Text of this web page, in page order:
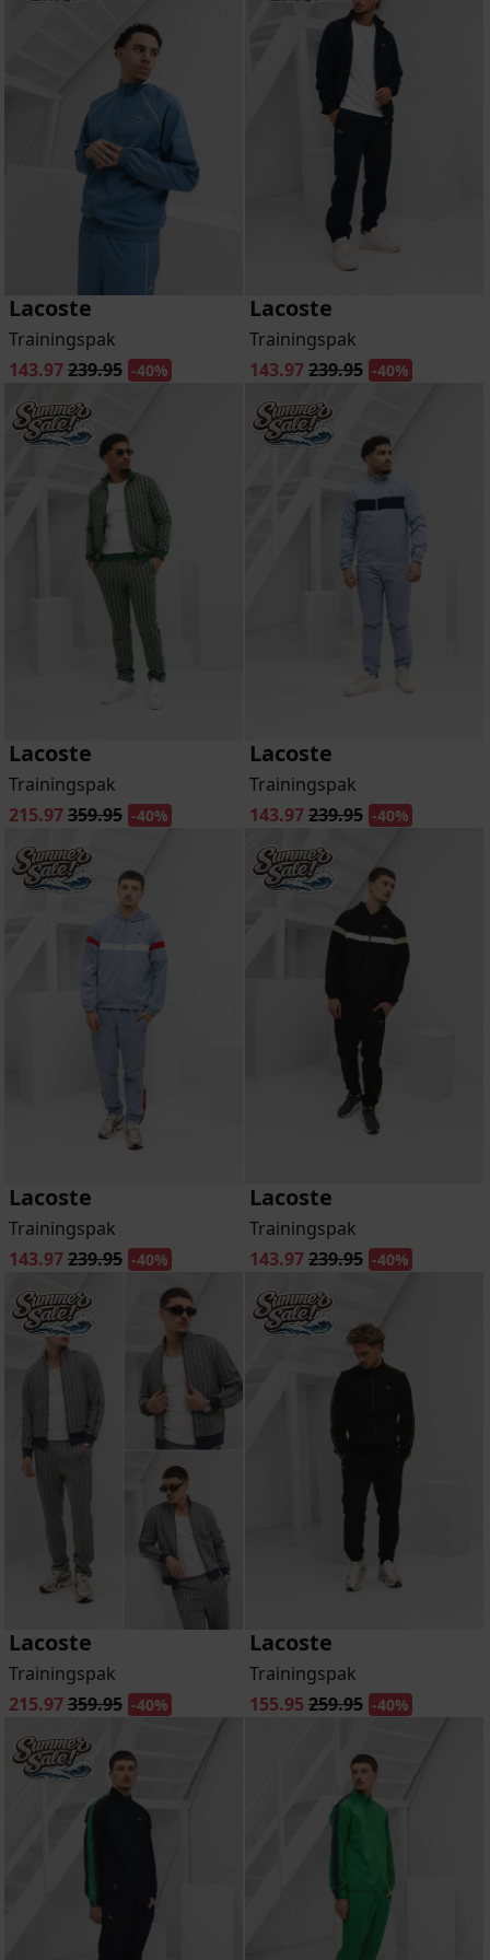
Lacoste
Trainingspak
143.97239.95 -40%
Lacoste
Trainingspak
143.97239.95 -40%
Lacoste
Trainingspak
215.97359.95 -40%
Lacoste
Trainingspak
143.97239.95 -40%
Lacoste
Trainingspak
143.97239.95 -40%
Lacoste
Trainingspak
143.97239.95 -40%
Lacoste
Trainingspak
215.97359.95 -40%
Lacoste
Trainingspak
155.95 259.95 -40%